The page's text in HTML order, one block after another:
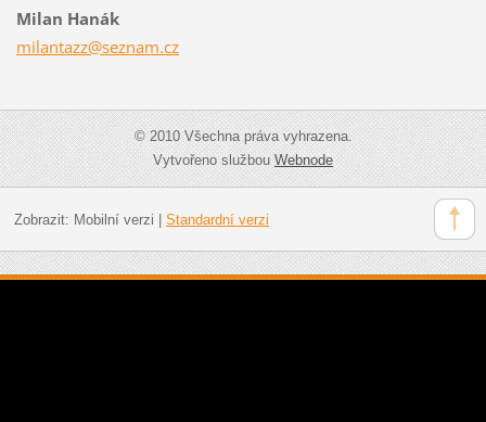
Milan Hanák
milantazz@seznam.cz
© 2010 Všechna práva vyhrazena.
Vytvořeno službouWebnode
Zobrazit: Mobilní verzi Standardní verzi